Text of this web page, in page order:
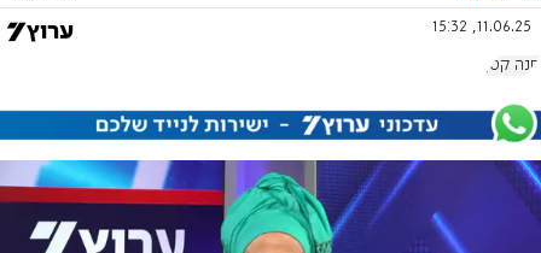
11.06.25, 15:32
חנה קטן